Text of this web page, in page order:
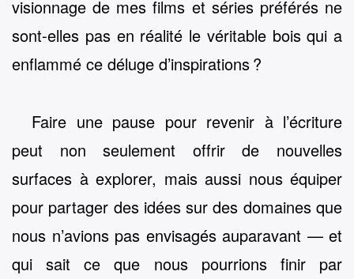
visionnage de mes films et séries préférés ne
sont-elles pas en réalité le véritable bois qui a
enflammé ce déluge d’inspirations ?
Faire une pause pour revenir à l’écriture
peut non seulement offrir de nouvelles
surfaces à explorer, mais aussi nous équiper
pour partager des idées sur des domaines que
nous n’avions pas envisagés auparavant — et
qui sait ce que nous pourrions finir par